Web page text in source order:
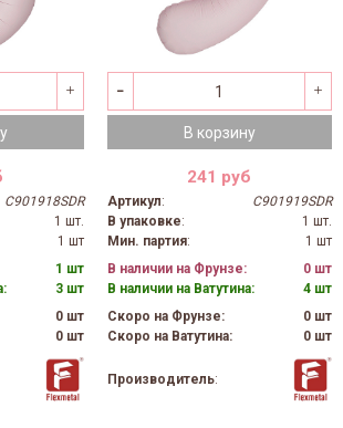
C901918SDR
1 шт.
1 шт
1 шт
3 шт
0 шт
0 шт
В корзину
241 руб
Артикул:
C901919SDR
В упаковке:
1 шт.
Мин. партия:
1 шт
В наличии на Фрунзе:
0 шт
В наличии на Ватутина:
4 шт
Скоро на Фрунзе:
0 шт
Скоро на Ватутина:
0 шт
Производитель: